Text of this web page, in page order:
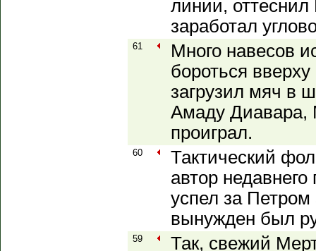
линии,
заработал
61
Много навесов
бороться
загрузил мяч в
Амаду Диавара,
проиграл.
60
Тактический
автор недавнего
успел за Петром
вынужден был
59
Так, свежий